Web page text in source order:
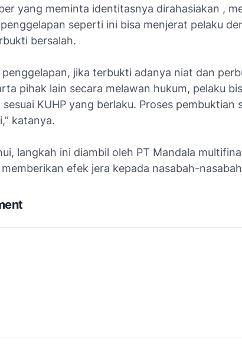
yang meminta identitasnya dirahasiakan ,
seperti ini bisa menjerat pelaku
bersalah.
penggelapan, jika terbukti adanya niat dan
pihak lain secara melawan hukum, pelaku
KUHP yang berlaku. Proses pembuktian
katanya.
langkah ini diambil oleh PT Mandala
efek jera kepada nasabah-